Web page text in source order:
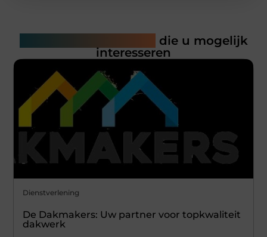
die u mogelijk
interesseren
Dienstverlening
De Dakmakers: Uw partner voor topkwaliteit
dakwerk